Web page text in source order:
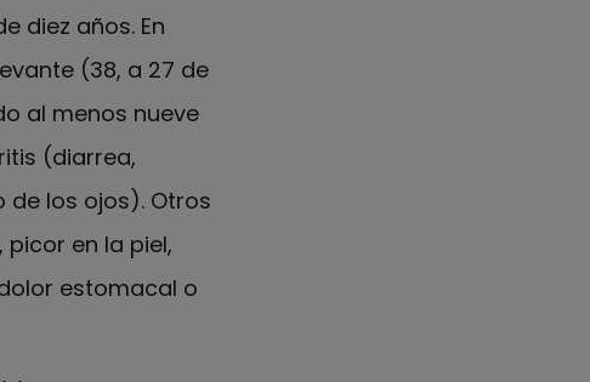
diez años. En
(38, a 27 de
al menos nueve
(diarrea,
los ojos). Otros
en la piel,
estomacal o